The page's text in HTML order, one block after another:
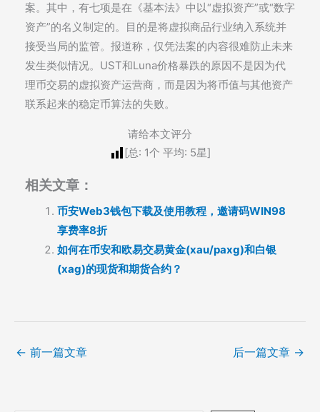
案。其中，有七项是在《基本法》中以“虚拟资产”或“数字
资产”的名义制定的。目的是将虚拟商品行业纳入系统并
接受当局的监管。报道称，仅凭法案的内容很难防止未来
发生类似情况。UST和Luna价格暴跌的原因不是因为代
理币交易的虚拟资产运营商，而是因为将币值与其他资产
联系起来的稳定币算法的失败。
请给本文评分
[总: 1个 平均: 5星]
相关文章：
币安Web3钱包下载及使用教程，邀请码WIN98
享费率8折
如何在币安和欧易交易黄金(xau/paxg)和白银
(xag)的现货和期货合约？
← 前一篇文章 后一篇文章 →